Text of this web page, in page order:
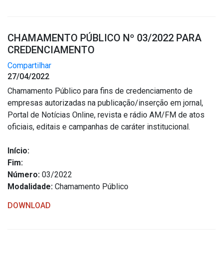
CHAMAMENTO PÚBLICO Nº 03/2022 PARA
CREDENCIAMENTO
Compartilhar
27/04/2022
Chamamento Público para fins de credenciamento de
empresas autorizadas na publicação/inserção em jornal,
Portal de Notícias Online, revista e rádio AM/FM de atos
oficiais, editais e campanhas de caráter institucional.
Início:
Fim:
Número: 03/2022
Modalidade: Chamamento Público
DOWNLOAD